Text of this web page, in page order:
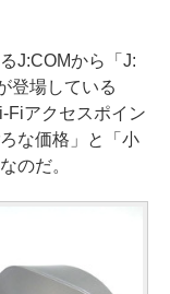
J:COMから「J:
登場している
Fiアクセスポイン
な価格」と「小
のだ。